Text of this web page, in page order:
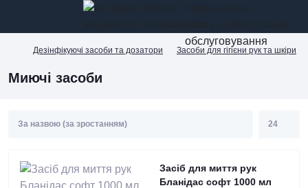
обслуговування
Дезінфікуючі засоби та дозатори Засоби для гігієни рук та шкіри
Миючі засоби
Засіб для миття рук
Бланідас софт 1000 мл